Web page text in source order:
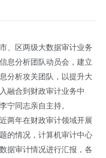
区两级大数据审计业务
息分析团队动员会，建立
分析攻关团队，以提升大
融合到财政审计业务中
宁同志亲自主持。
年在财政审计领域开展
的情况，计算机审计中心
据审计情况进行汇报，各